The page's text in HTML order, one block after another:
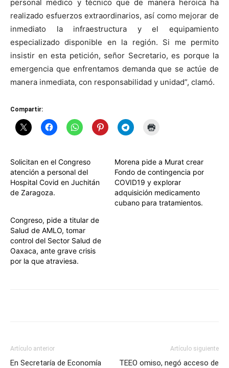
personal médico y técnico que de manera heroica ha
realizado esfuerzos extraordinarios, así como mejorar de
inmediato la infraestructura y el equipamiento
especializado disponible en la región. Si me permito
insistir en esta petición, señor Secretario, es porque la
emergencia que enfrentamos demanda que se actúe de
manera inmediata, con responsabilidad y unidad”, clamó.
Compartir:
Solicitan en el Congreso
atención a personal del
Hospital Covid en Juchitán
de Zaragoza.
Morena pide a Murat crear
Fondo de contingencia por
COVID19 y explorar
adquisición medicamento
cubano para tratamientos.
Congreso, pide a titular de
Salud de AMLO, tomar
control del Sector Salud de
Oaxaca, ante grave crisis
por la que atraviesa.
Artículo anterior
En Secretaría de Economía
Artículo siguiente
TEEO omiso, negó acceso de